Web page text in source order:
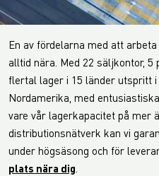
En av fördelarna med att
alltid nära. Med 22 säljkontor, 5
flertal lager i 15 länder utspritt i
Nordamerika, med
vare vår lagerkapacitet på mer
distributionsnätverk kan vi
under högsäsong och för
plats nära dig.